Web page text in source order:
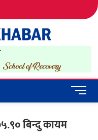
IN NEPAL
M
e
बिन्दु कायम